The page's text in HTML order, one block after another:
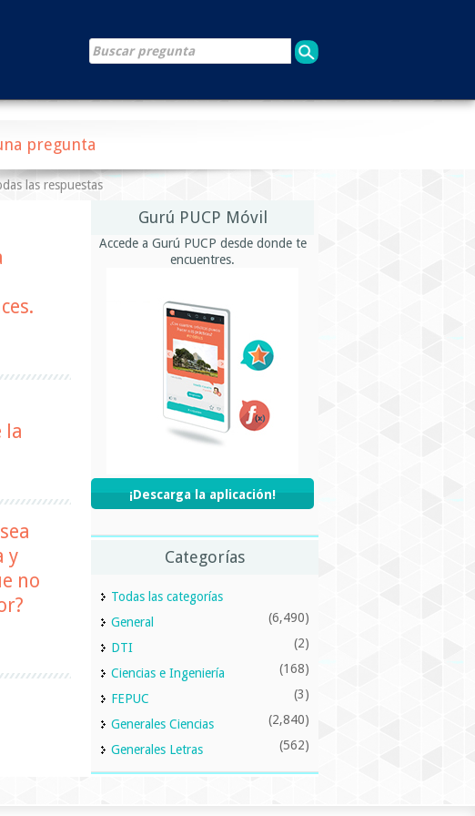
pregunta
las respuestas
la
y
no
Gurú PUCP Móvil
Accede a Gurú PUCP desde donde te
encuentres.
¡Descarga la aplicación!
Categorías
Todas las categorías
General
(6,490)
DTI (2)
Ciencias e Ingeniería (168)
FEPUC (3)
Generales Ciencias (2,840)
Generales Letras (562)